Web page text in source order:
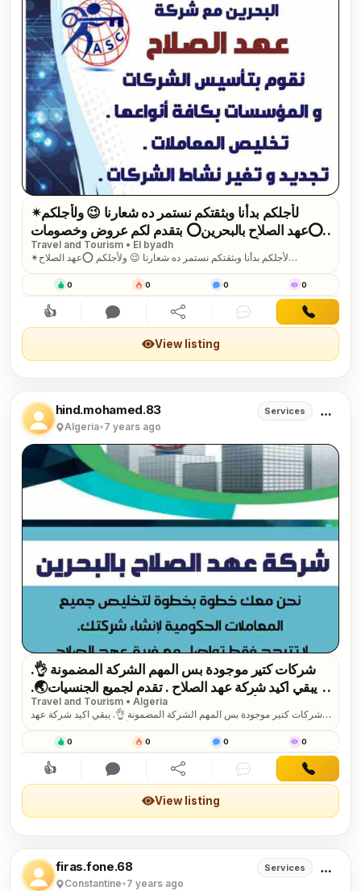
✴لأجلكم بدأنا وبثقتكم نستمر ده شعارنا 😉 ولأجلكم
⭕عهد الصلاح بالبحرين⭕ بتقدم لكم عروض وخصومات
على :- ■تأسيس الشركات والمؤسسات🌍 ■إستخراج
كافة الموافقات الأمنية والحكومية📑 ■تخليص السجلات
Travel and Tourism • El byadh
✴لأجلكم بدأنا وبثقتكم نستمر ده شعارنا 😉 ولأجلكم ⭕عهد الصلاح
والمؤسسات🌍 ■إستخراج كافة الموافقات الأمنية والحكومية📑 ■تخليص
السجلات التجارية في وقت قياسي⏰ ■دعاية وإعلان📰 ■تسويق عقاري🌃
■إقامات وزيارات✈ ■إدارة أملاك الغير📜 العرض ساري لفترة محدودة ⏱
للتواصل خاص📬 هند محمد لخدمتكم بدأنا وبثقتكم نستمر
0 0 0 0
👍Interested Comment Share Chat Contact
View listing
hind.mohamed.83
Algeria•7 years ago
Services
شركات كتير موجودة بس المهم الشركة المضمونة 👌.
يبقي اكيد شركة عهد الصلاح . تقدم لجميع الجنسيات🌏.
خدماتها فى تأسيس الشركات _ إصدار السجلات التجارية
_ تخليص المعاملات _الزيارات و الإقامات . لمزيد من...
Travel and Tourism • Algeria
شركات كتير موجودة بس المهم الشركة المضمونة 👌. يبقي اكيد شركة عهد
السجلات التجارية _ تخليص المعاملات _الزيارات و الإقامات . لمزيد من
المعلومات تواصل خاص📧/هند محمد
0 0 0 0
👍Interested Comment Share Chat Contact
View listing
firas.fone.68
Constantine•7 years ago
Services